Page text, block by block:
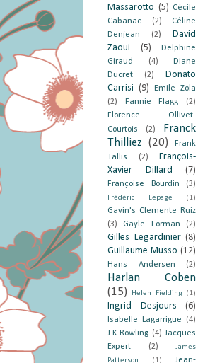
Massarotto (5) Cécile
Cabanac
(2)
Céline
Denjean
(2)
David
Zaoui
(5)
Delphine
Giraud
(4)
Diane
Ducret
(2)
Donato
Carrisi (9)
Emile Zola
(2)
Fannie Flagg
(2)
Florence Ollivet-
Courtois
(2)
Franck
Thilliez (20)
Frank
Tallis
(2)
François-
Xavier Dillard
(7)
Françoise Bourdin (3)
Frédéric Lepage (1)
Gavin's Clemente Ruiz
(3)
Gayle Forman (2)
Gilles Legardinier (8)
Guillaume Musso (12)
Hans Andersen (2)
Harlan Coben
(15)
Helen Fielding (1)
Ingrid Desjours (6)
Isabelle Lagarrigue
(4)
J.K Rowling (4) Jacques
Expert
(2)
James
Patterson
(1) Jean-